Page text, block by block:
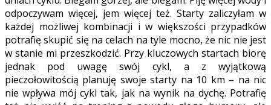
odpoczywam więcej, jem więcej też. Starty zaliczyłam w
każdej możliwej kombinacji i w większości przypadków
potrafię skupić się na celach na tyle mocno, że nic nie jest
w stanie mi przeszkodzić. Przy kluczowych startach biorę
jednak pod uwagę swój cykl, a z wyjątkową
pieczołowitością planuję swoje starty na 10 km – na nic
nie wpływa mój cykl tak, jak na wynik na dychę. Potrafię